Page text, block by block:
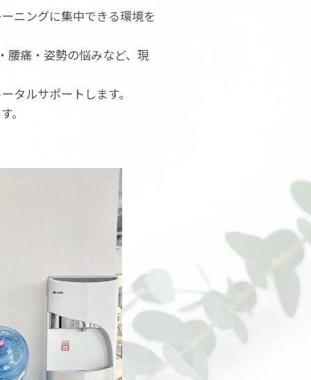
ニングに集中できる環境を
腰痛・姿勢の悩みなど、現
タルサポートします。
。